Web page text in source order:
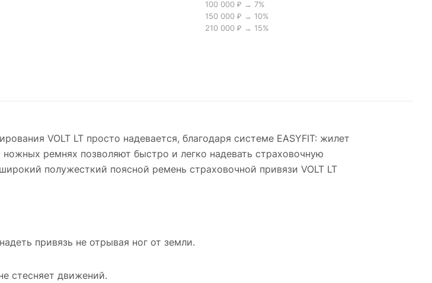
100 000 ₽ → 7%
150 000 ₽ → 10%
210 000 ₽ → 15%
VOLT LT просто надевается, благодаря системе EASYFIT: жилет
ремнях позволяют быстро и легко надевать страховочную
полужесткий поясной ремень страховочной привязи VOLT LT
привязь не отрывая ног от земли.
стесняет движений.